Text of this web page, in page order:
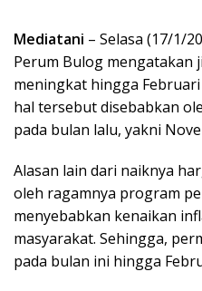
Mediatani – Selasa (17/1/
Perum Bulog mengatakan
meningkat hingga
hal tersebut disebabkan
pada bulan lalu, yakni
Alasan lain dari naiknya
oleh ragamnya program
menyebabkan kenaikan
masyarakat. Sehingga,
pada bulan ini hingga